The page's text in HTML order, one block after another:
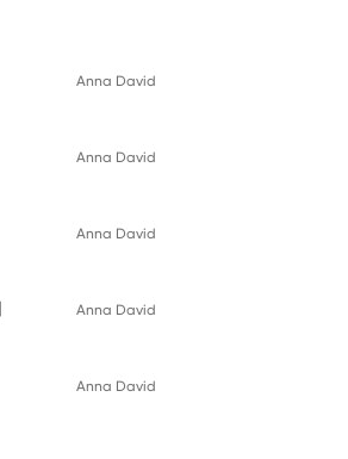
Anna David
Anna David
Anna David
Anna David
Anna David